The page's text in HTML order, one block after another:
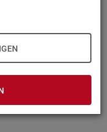
Sie damit ein­ver­stan­
ste­hen­den Hin­
Pflicht­fel­der.